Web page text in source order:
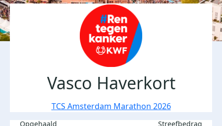
Vasco Haverkort
TCS Amsterdam Marathon 2026
Opgehaald Streefbedrag